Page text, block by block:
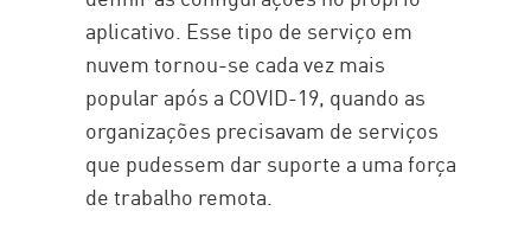
aplicativo. Esse tipo de serviço em
nuvem tornou-se cada vez mais
popular após a COVID-19, quando as
organizações precisavam de serviços
que pudessem dar suporte a uma força
de trabalho remota.